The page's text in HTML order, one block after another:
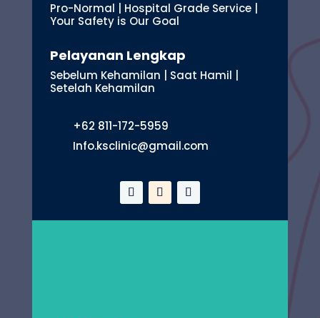
Pro-Normal | Hospital Grade Service |
Your Safety is Our Goal
Pelayanan Lengkap
Sebelum Kehamilan | Saat Hamil |
Setelah Kehamilan
+62 811-172-5959
Info.ksclinic@gmail.com